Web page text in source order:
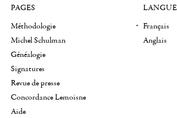
PAGES
Méthodologie
Michel Schulman
Généalogie
Signatures
Revue de presse
Concordance Lemoisne
Aide
Français
Anglais